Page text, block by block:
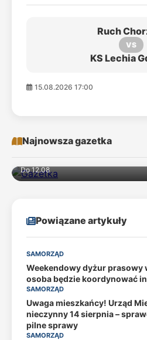
Ruch
VS
KS Lechia
15.08.2026 17:00
Najnowsza gazetka
Do 12.08
Powiązane artykuły
SAMORZĄD
Weekendowy dyżur prasowy
osoba będzie koordynować
SAMORZĄD
Uwaga mieszkańcy! Urząd
nieczynny 14 sierpnia –
pilne sprawy
SAMORZĄD